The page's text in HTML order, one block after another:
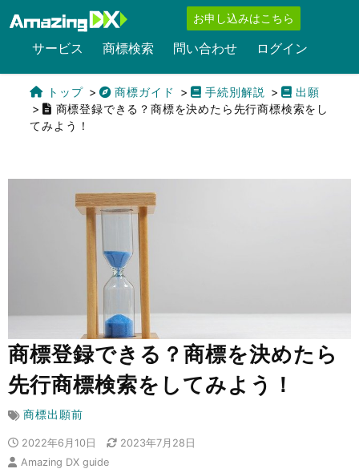
お申し込みはこちら
サービス 商標検索 問い合わせ ログイン
トップ 商標ガイド 手続別解説
出願
商標登録できる？商標を決めたら先行商標検索をし
てみよう！
商標登録できる？商標を決めたら
先行商標検索をしてみよう！
商標出願前
2022年6月10日
2023年7月28日
Amazing DX guide